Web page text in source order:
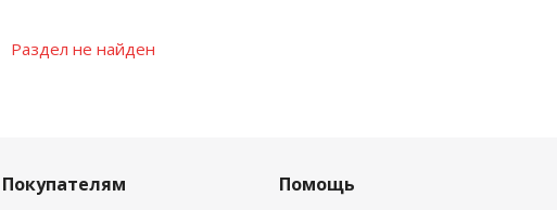
Раздел не найден
Покупателям Помощь